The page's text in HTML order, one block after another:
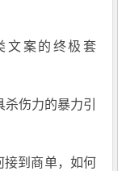
文案的终极套
伤力的暴力引
接到商单，如何